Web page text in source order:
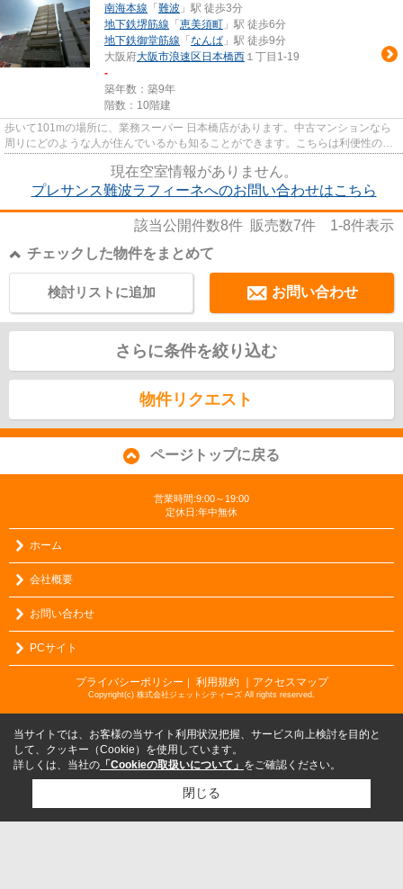
南海本線 「 難波 」駅 徒歩3分
地下鉄堺筋線 「 恵美須町 」駅 徒歩6分
地下鉄御堂筋線 「 なんば 」駅 徒歩9分
大阪府大阪市浪速区 日本橋西 １丁目1-19
-
築年数：築9年
階数：10階建
歩いて101mの場所に、業務スーパー 日本橋店があります。中古マンションなら
周りにどのような人が住んでいるかも知ることができます。こちらは利便性の高
現在空室情報がありません。
プレサンス難波ラフィーネへのお問い合わせはこちら
該当公開件数8件 販売数7件 1-8件表示
チェックした物件をまとめて
お問い合わせ
検討リストに追加
さらに条件を絞り込む
物件リクエスト
ページトップに戻る
営業時間:9:00～19:00
定休日:年中無休
ホーム
会社概要
お問い合わせ
PCサイト
プライバシーポリシー ｜ 利用規約 ｜アクセスマップ
Copyright(c) 株式会社ジェットシティーズ All rights reserved.
当サイトでは、お客様の当サイト利用状況把握、サービス向上検討を目的と
して、クッキー（Cookie）を使用しています。
詳しくは、当社の 「Cookieの取扱いについて」 をご確認ください。
閉じる